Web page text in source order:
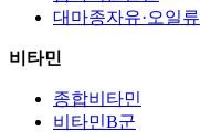
대마종자유·오일류
비타민
종합비타민
비타민B군